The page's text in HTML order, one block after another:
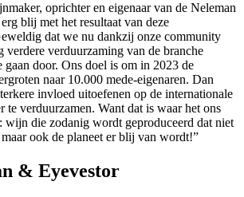
oprichter en eigenaar van de Neleman
blij met het resultaat van deze
dat we nu dankzij onze community
verdere verduurzaming van de branche
gaan door. Ons doel is om in 2023 de
naar 10.000 mede-eigenaren. Dan
invloed uitoefenen op de internationale
verduurzamen. Want dat is waar het ons
wijn die zodanig wordt geproduceerd dat niet
ook de planeet er blij van wordt!”
& Eyevestor